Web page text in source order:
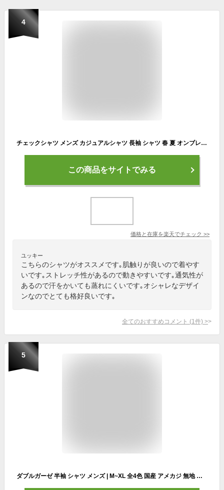
4
チェックシャツ メンズ カジュアルシャツ 長袖 シャツ 春 夏 オンブレチェックシャツ ウエスタンシャツ ウェスタンシャツ 50代 ファッション 40代 メンズファッション カジュアル ショート丈 メンズシャツ ちょいワル チェック 春服 春夏 マッチョ メンズカジュアルシャツ
この商品をサイトでみる
価格と在庫を楽天でチェック >>
ユッキー
こちらのシャツがオススメです｡肌触りが良いので着やす
いです｡ストレッチ性があるので動きやすいです｡通気性が
あるので汗をかいても蒸れにくいです｡オシャレなデザイ
ンなのでとても格好良いです｡
全てのおすすめコメント (1 件) >
5
ダブルガーゼ 半袖 シャツ メンズ | M~XL 全4色 国産 アメカジ 無地 カジュアルシャツ ボタンダウン ブランド 春 夏 着丈 短い オシャレ かっこいい 20代 30代 40代 50代 60代 メンズファッション カジュアル 服 人気 オススメ プレゼント 誕生日 送料無料